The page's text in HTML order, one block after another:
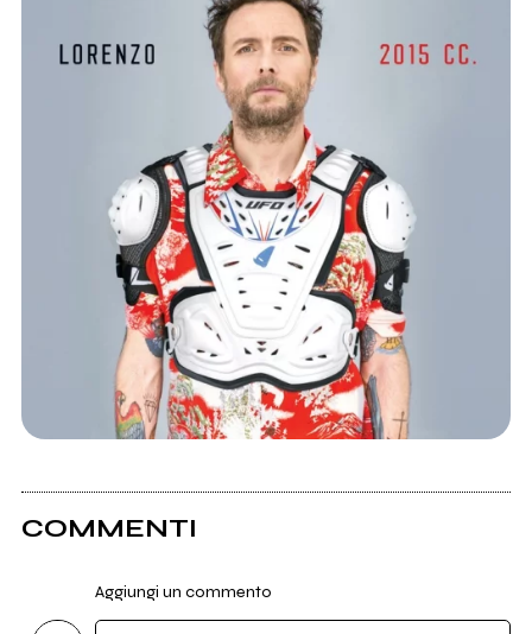
COMMENTI
Aggiungi un commento